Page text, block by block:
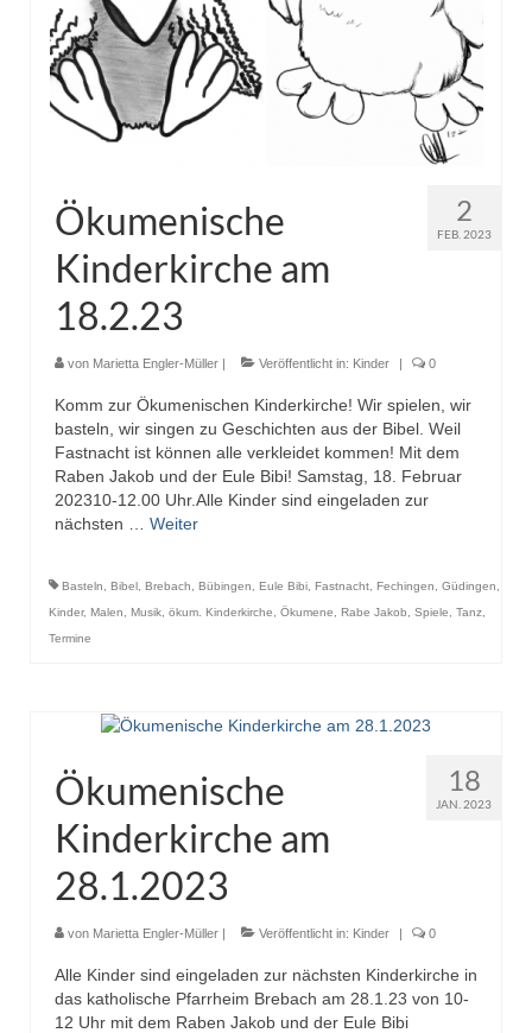
2
FEB. 2023
Ökumenische
Kinderkirche am
18.2.23
von Marietta Engler-Müller | Veröffentlicht in: Kinder | 0
Komm zur Ökumenischen Kinderkirche! Wir spielen, wir
basteln, wir singen zu Geschichten aus der Bibel. Weil
Fastnacht ist können alle verkleidet kommen! Mit dem
Raben Jakob und der Eule Bibi! Samstag, 18. Februar
202310-12.00 Uhr.Alle Kinder sind eingeladen zur
nächsten … Weiter
Basteln Bibel Brebach Bübingen Eule Bibi Fastnacht Fechingen Güdingen
Kinder, Malen Musik ökum. Kinderkirche Ökumene Rabe Jakob Spiele Tanz
Termine
18
JAN. 2023
Ökumenische
Kinderkirche am
28.1.2023
von Marietta Engler-Müller Veröffentlicht in: Kinder 0
Alle Kinder sind eingeladen zur nächsten Kinderkirche in
das katholische Pfarrheim Brebach am 28.1.23 von 10-
12 Uhr mit dem Raben Jakob und der Eule Bibi